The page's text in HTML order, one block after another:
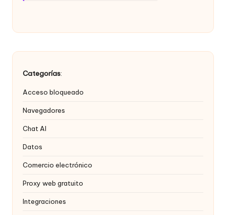
Categorías:
Acceso bloqueado
Navegadores
Chat AI
Datos
Comercio electrónico
Proxy web gratuito
Integraciones